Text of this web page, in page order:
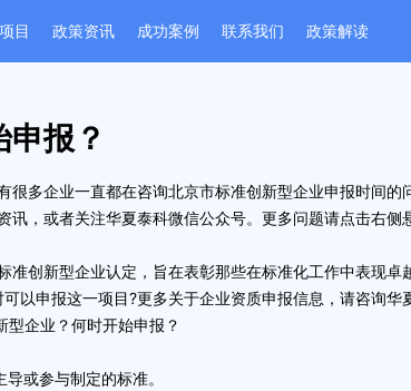
目 政策资讯 成功案例 联系我们 政策解读
报？
很多企业一直都在咨询北京市标准创新型企业申报时间的
讯 ，或者关注华夏泰科微信公众号。更多问题请点击右侧
准创新型企业认定，旨在表彰那些在标准化工作中表现卓
以申报这一项目?更多关于企业资质申报信息，请咨询华
或参与制定的标准。